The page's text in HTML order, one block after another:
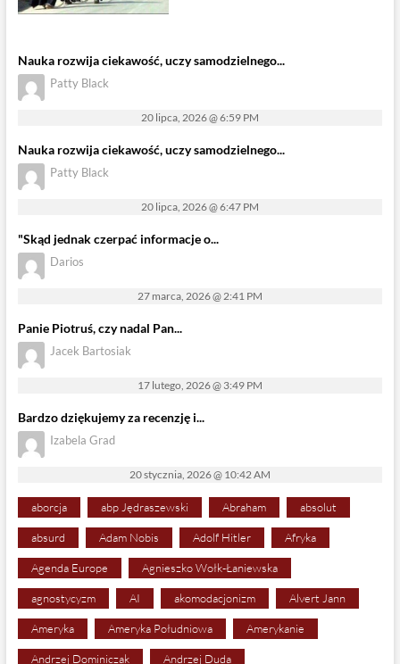
Nauka rozwija ciekawość, uczy samodzielnego...
Patty Black
20 lipca, 2026 @ 6:59 PM
Nauka rozwija ciekawość, uczy samodzielnego...
Patty Black
20 lipca, 2026 @ 6:47 PM
"Skąd jednak czerpać informacje o...
Darios
27 marca, 2026 @ 2:41 PM
Panie Piotruś, czy nadal Pan...
Jacek Bartosiak
17 lutego, 2026 @ 3:49 PM
Bardzo dziękujemy za recenzję i...
Izabela Grad
20 stycznia, 2026 @ 10:42 AM
aborcja abp Jędraszewski Abraham absolut
absurd Adam Nobis Adolf Hitler Afryka
Agenda Europe Agnieszko Wołk-Łaniewska
agnostycyzm AI akomodacjonizm Alvert Jann
Ameryka Ameryka Południowa Amerykanie
Andrzej Dominiczak Andrzej Duda